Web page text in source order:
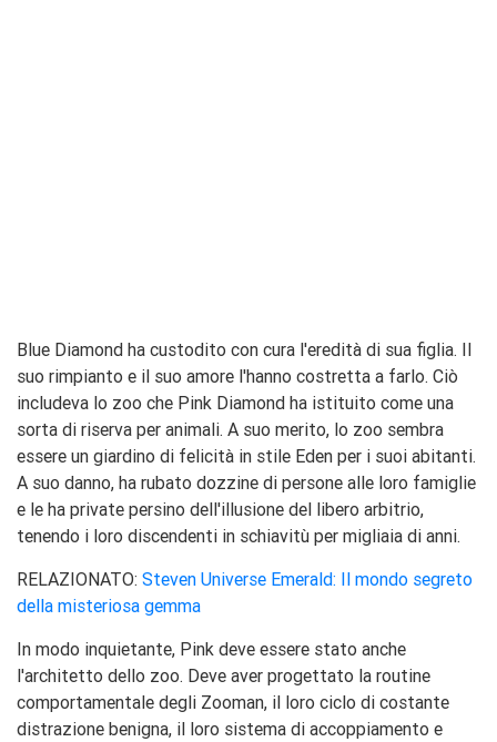
Blue Diamond ha custodito con cura l'eredità di sua figlia. Il
suo rimpianto e il suo amore l'hanno costretta a farlo. Ciò
includeva lo zoo che Pink Diamond ha istituito come una
sorta di riserva per animali. A suo merito, lo zoo sembra
essere un giardino di felicità in stile Eden per i suoi abitanti.
A suo danno, ha rubato dozzine di persone alle loro famiglie
e le ha private persino dell'illusione del libero arbitrio,
tenendo i loro discendenti in schiavitù per migliaia di anni.
RELAZIONATO: Steven Universe Emerald: Il mondo segreto
della misteriosa gemma
In modo inquietante, Pink deve essere stato anche
l'architetto dello zoo. Deve aver progettato la routine
comportamentale degli Zooman, il loro ciclo di costante
distrazione benigna, il loro sistema di accoppiamento e